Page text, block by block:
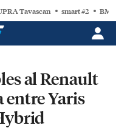
Tavascan smart #2
al Renault
Yaris